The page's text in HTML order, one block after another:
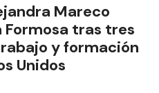
Mareco
Formosa tras tres
y formación
Unidos